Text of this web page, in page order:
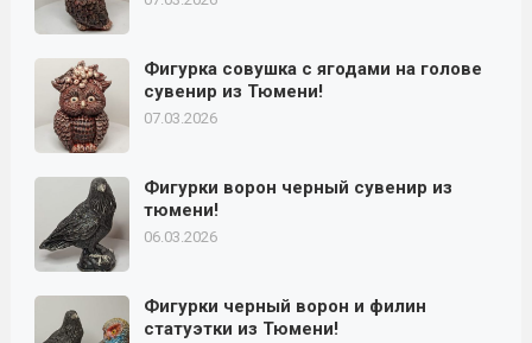
Фигурка совушка с ягодами на голове
сувенир из Тюмени!
07.03.2026
Фигурки ворон черный сувенир из
тюмени!
06.03.2026
Фигурки черный ворон и филин
статуэтки из Тюмени!